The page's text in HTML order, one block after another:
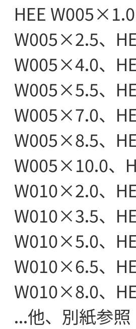
HEE
W005×2.5、
W005×4.0、
W005×5.5、
W005×7.0、
W005×8.5、
W005×10.0、
W010×2.0、
W010×3.5、
W010×5.0、
W010×6.5、
W010×8.0、
...他、別紙参照